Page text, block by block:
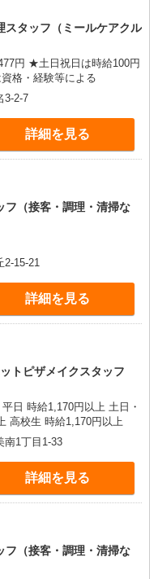
タッフ（ミールケアクル
給100円
格・経験等による
3-2-7
詳細を見る
フ（接客・調理・清掃な
2-15-21
詳細を見る
トピザメイクスタッフ
日 時給1,170円以上 土日・
高校生 時給1,170円以上
南1丁目1-33
詳細を見る
フ（接客・調理・清掃な